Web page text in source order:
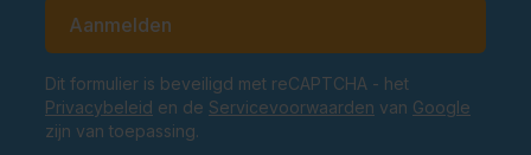
Aanmelden
Dit formulier is beveiligd met reCAPTCHA - het
Privacybeleid en de Servicevoorwaarden van Google
zijn van toepassing.